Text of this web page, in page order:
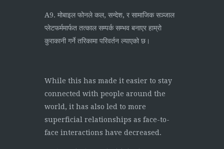
A9. मोबाइल फोनले कल, सन्देश, र सामाजिक सञ्जाल
प्लेटफर्ममार्फत तत्काल सम्पर्क सम्भव बनाएर हाम्रो
कुराकानी गर्ने तरिकामा परिवर्तन ल्याएको छ।
While this has made it easier to stay
connected with people around the
world, it has also led to more
superficial relationships as face-to-
face interactions have decreased.